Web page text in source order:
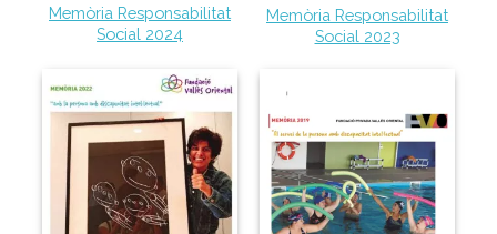
Pràctiques i inserció laboral
Assessorament LGD i RSC
Equip multidisciplinari de suport
Col·labora
Voluntaris
Donacions
Projectes
Memòria Responsabilitat
Social 2024
Memòria Responsabilitat
Social 2023